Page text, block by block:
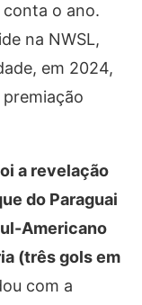
conta o ano.
na NWSL,
em 2024,
a revelação
do Paraguai
Americano
(três gols em
com a